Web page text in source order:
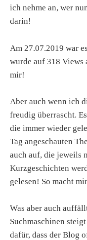
ich nehme an, wer
darin!
Am 27.07.2019 war
wurde auf 318 Views
mir!
Aber auch wenn ich
freudig überrascht.
die immer wieder
Tag angeschauten
auch auf, die jeweils
Kurzgeschichten
gelesen! So macht
Was aber auch
Suchmaschinen
dafür, dass der Blog